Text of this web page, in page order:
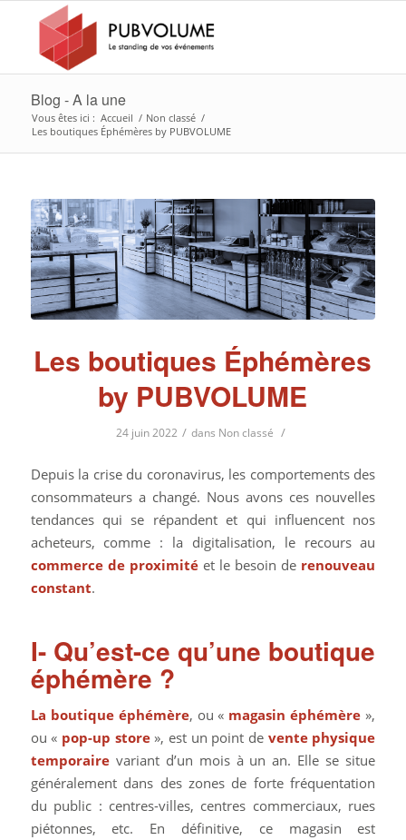
Blog - A la une
Vous êtes ici : Accueil / Non classé /
Les boutiques Éphémères by PUBVOLUME
Les boutiques Éphémères
by PUBVOLUME
24 juin 2022 / dans Non classé /
Depuis la crise du coronavirus, les comportements des
consommateurs a changé. Nous avons ces nouvelles
tendances qui se répandent et qui influencent nos
acheteurs, comme : la digitalisation, le recours au
commerce de proximitéet le besoin de renouveau
constant.
I- Qu’est-ce qu’une boutique
éphémère ?
La boutique éphémère, ou « magasin éphémère »,
ou « pop-up store», est un point de vente physique
temporairevariant d’un mois à un an. Elle se situe
généralement dans des zones de forte fréquentation
du public : centres-villes, centres commerciaux, rues
piétonnes, etc. En définitive, ce magasin est